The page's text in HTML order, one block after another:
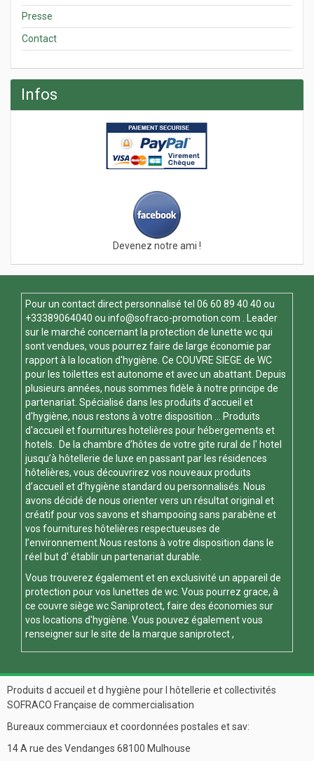
Presse
Contact
Infos
Devenez notre ami !
Pour un contact direct personnalisé tel 06 60 89 40 40 ou
+33389064040 ou info@sofraco-promotion.com . Leader
sur le marché concernant la protection de lunette wc qui
sont vendues, vous pourrez faire de large économie par
rapport à la location d'hygiène. Ce COUVRE SIEGE de WC
pour les toilettes est autonome et avec un abattant. Depuis
plusieurs années, nous sommes fidèle à notre principe de
partenariat. Spécialisé dans les produits d'accueil et
d'hygiène, nous restons à votre disposition ... Produits
d'accueil et fournitures hotelières pour hébergements et
hotels. De la chambre d’hôtes de votre gite rural de l' hotel
jusqu’à hôtellerie de luxe en passant par les résidences
hôtelières, vous découvrirez vos nouveaux produits
d’accueil et d’hygiène standard ou personnalisés. Nous
avons décidé de nous orienter vers un résultat original et
créatif pour vos savons et shampooing sans parabène et
vos fournitures hôtelières respectueuses de
l’environnement.Nous restons à votre disposition dans le
réel but d' établir un partenariat durable.
Vous trouverez également et en exclusivité un appareil de
protection pour vos lunettes de wc . Vous pourrez grace, à
ce couvre siège wcSaniprotect, faire des économies sur
vos locations d'hygiène. Vous pouvez également vous
renseigner sur le site de la marque saniprotect,
Produits d accueil et d hygiène pour l hôtellerie et collectivités
SOFRACO Française de commercialisation
Bureaux commerciaux et coordonnées postales et sav:
14 A rue des Vendanges 68100 Mulhouse